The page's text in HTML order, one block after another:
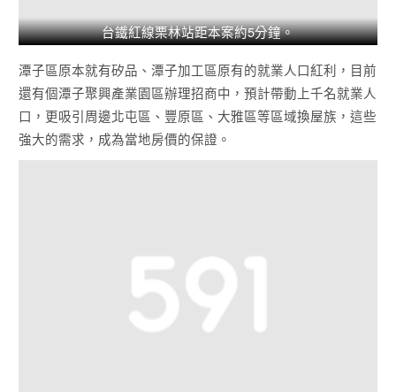
台鐵紅線栗林站距本案約5分鐘。
潭子區原本就有矽品、潭子加工區原有的就業人口紅利，目前
還有個潭子聚興產業園區辦理招商中，預計帶動上千名就業人
口，更吸引周邊北屯區 、 豐原區 、 大雅區等區域換屋族，這些
強大的需求，成為當地房價的保證。